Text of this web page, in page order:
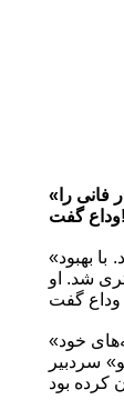
«محمدعلی اینانلو»، طبیعت‌گرد و کارشناس نام‌آشنای محیط زیست و ورزش، صبح امروز در بیمارستان آتیه تهران دار فانی را
وداع گفت!
«محمدعلی اینانلو»، در شهریور امسال براثر یک ضایعه مغزی در بیمارستان بستری شده بود. او مدتی تحت درمان بود. با بهبود
شد. او
«محمدعلی اینانلو» متولد دوم فروردین ۱۳۲۶ در قزوین بود. او ۴۰ سال سابقه طبیعت‌گردی در ایران داشت و آموخته‌های خود
سردبیر